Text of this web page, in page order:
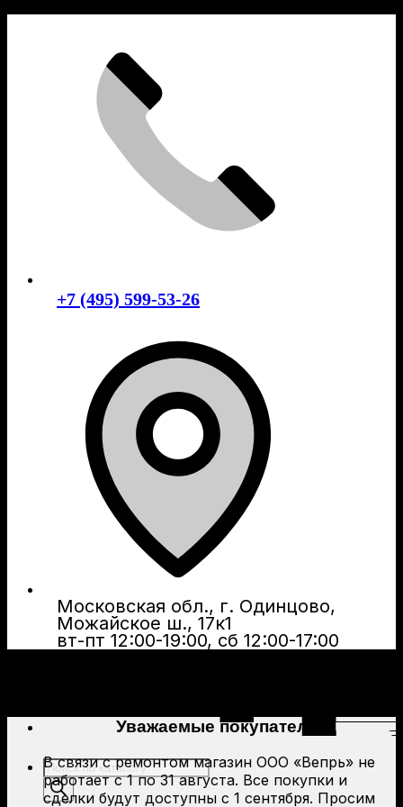
+7 (495) 599-53-26
Московская обл., г. Одинцово,
Можайское ш., 17к1
вт-пт 12:00-19:00, сб 12:00-17:00
Поиск
товаров
Уважаемые покупатели!
В связи с ремонтом магазин ООО «Вепрь» не
работает с 1 по 31 августа. Все покупки и
сделки будут доступны с 1 сентября. Просим